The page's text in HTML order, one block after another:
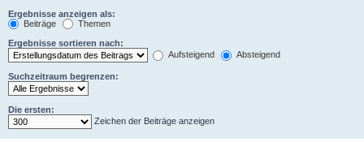
Ergebnisse anzeigen als:
Beiträge
Themen
Ergebnisse sortieren nach:
Aufsteigend
Absteigend
Suchzeitraum begrenzen:
Die ersten:
Zeichen der Beiträge anzeigen